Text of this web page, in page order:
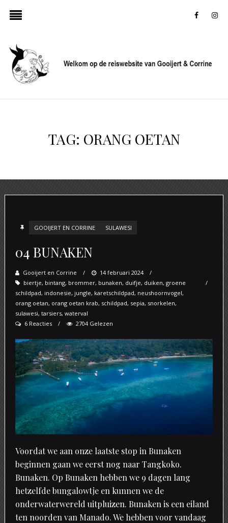
TAG: ORANG OETAN
GOOIJERT EN CORRINE SULAWESI
04 BUNAKEN
Gooijert en Corrine
Posted
on
14 februari 2024
biertje, bintang, brommer, bunaken, duifje, duiken, groene
schildpad, indonesie, jungle, karetschildpad, neushoornvogel,
orang oetan, orang oetan krab, schildpad, sepia, snorkelen,
sulawesi, tarsiers, waterval
6 Reacties
2704 Gelezen
Voordat we aan onze laatste stop in Bunaken
beginnen gaan we eerst nog naar Tangkoko.
Bunaken. Op Bunaken hebben we 9 dagen lang
hetzelfde bungalowtje en kunnen we de
onderwaterwereld uitpluizen. Bunaken is een eiland
ten noorden van Manado. We hebben voor vandaag